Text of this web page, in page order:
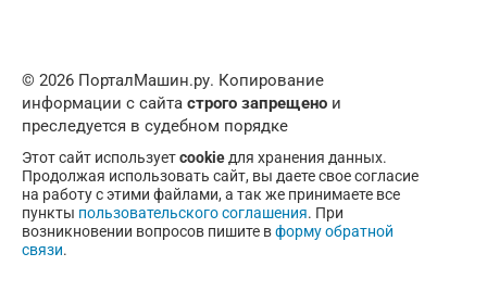
© 2026 ПорталМашин.ру. Копирование
информации с сайта строго запрещено и
преследуется в судебном порядке
Этот сайт используетcookie для хранения данных.
Продолжая использовать сайт, вы даете свое согласие
на работу с этими файлами, а так же принимаете все
пункты пользовательского соглашения. При
возникновении вопросов пишите вформу обратной
связи.